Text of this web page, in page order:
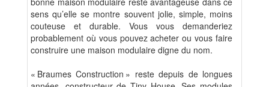
sens qu’elle se montre souvent jolie, simple, moins
couteuse et durable. Vous vous demanderiez
probablement où vous pouvez acheter ou vous faire
construire une maison modulaire digne du nom.
« Braumes Construction » reste depuis de longues